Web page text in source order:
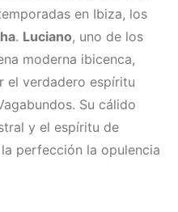
en Ibiza, los
. Luciano, uno de los
moderna ibicenca,
el verdadero espíritu
Su cálido
y el espíritu de
perfección la opulencia